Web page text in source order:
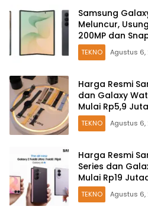
Samsung
Meluncur,
200MP dan
TEKNO Agustus 6,
Harga Resmi
dan Galaxy
Mulai Rp5,9
TEKNO Agustus 6,
Harga Resmi
Series dan
Mulai Rp19
TEKNO Agustus 6,